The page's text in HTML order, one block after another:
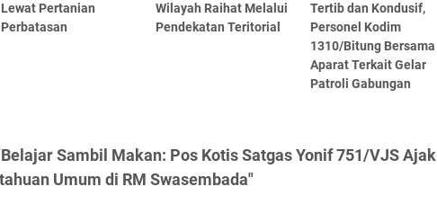
Lewat Pertanian
Perbatasan
Wilayah Raihat Melalui
Pendekatan Teritorial
Tertib dan Kondusif,
Personel Kodim
1310/Bitung Bersama
Aparat Terkait Gelar
Patroli Gabungan
Sambil Makan: Pos Kotis Satgas Yonif 751/VJS Ajak
Umum di RM Swasembada"